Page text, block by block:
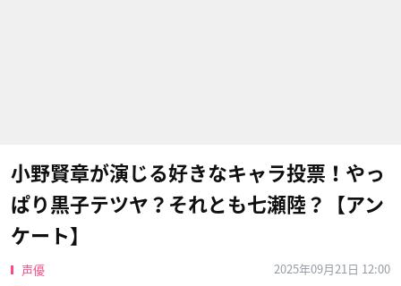
小野賢章が演じる好きなキャラ投票！やっ
ぱり黒子テツヤ？それとも七瀬陸？【アン
ケート】
声優
2025年09月21日 12:00